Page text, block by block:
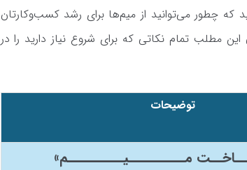
که چطور می‌توانید از میم‌ها برای رشد کسب‌وکارتان
مطلب تمام نکاتی که برای شروع نیاز دارید را در
توضیحات
مــــــــــیــــــــــم»